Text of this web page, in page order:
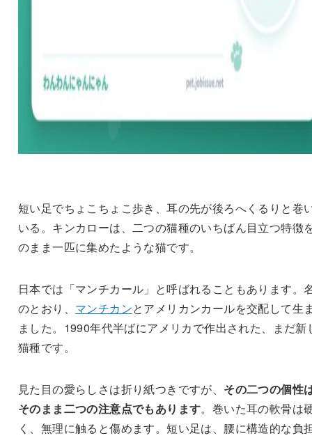
短い足でちょこちょこ歩き、耳の先が後ろへくるりと巻
いる。キンカローは、二つの猫種のいちばん目立つ特徴
のまま一匹に集めたような猫です。
日本では「マンチカール」と呼ばれることもあります。
のとおり、 マンチカンとアメリカンカールを交配して生
ました。1990年代半ばにアメリカで作出された、まだ新
猫種です。
見た目の愛らしさは折り紙つきですが、 その二つの個性
そのまま二つの注意点でもあります。巻いた耳の軟骨は
く、無理に触ると傷めます。短い足は、腰に構造的な負